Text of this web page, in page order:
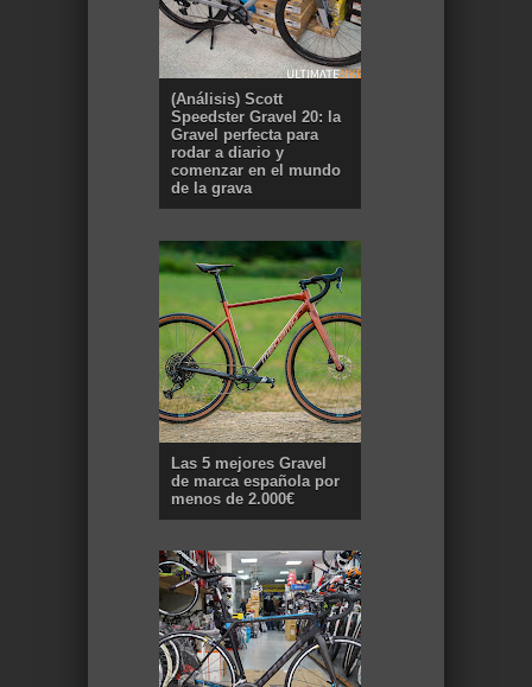
(Análisis) Scott
Speedster Gravel 20: la
Gravel perfecta para
rodar a diario y
comenzar en el mundo
de la grava
Las 5 mejores Gravel
de marca española por
menos de 2.000€